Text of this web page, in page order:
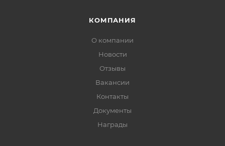
КОМПАНИЯ
О компании
Новости
Отзывы
Вакансии
Контакты
Документы
Награды